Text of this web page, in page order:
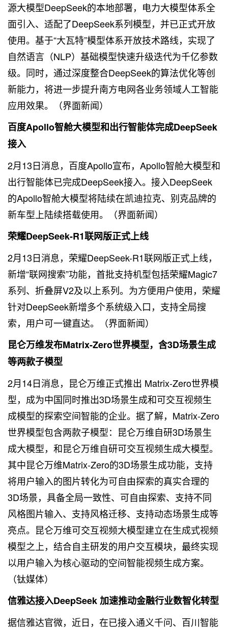
源大模型DeepSeek的本地部署，电力大模型体系全
面引入、适配了DeepSeek系列模型，并已正式开放
使用。基于“大瓦特”模型体系开放技术路线，实现了
自然语言（NLP）基础模型快速升级迭代为千亿参数
级。同时，通过深度整合DeepSeek的算法优化等创
新能力，将进一步提升南方电网各业务领域人工智能
应用效果。（界面新闻）
百度Apollo智舱大模型和出行智能体完成DeepSeek
接入
2月13日消息，百度Apollo宣布，Apollo智舱大模型和
出行智能体已完成DeepSeek接入。接入DeepSeek
的Apollo智舱大模型将陆续在凯迪拉克、别克品牌的
新车型上陆续搭载使用。（界面新闻）
荣耀DeepSeek-R1联网版正式上线
2月13日消息，荣耀DeepSeek-R1联网版正式上线，
新增“联网搜索”功能，首批支持机型包括荣耀Magic7
系列、折叠屏V2及以上系列。为方便用户使用，荣耀
针对DeepSeek新增多个系统级入口，支持全局搜
索，用户可一键直达。（界面新闻）
昆仑万维发布Matrix-Zero世界模型，含3D场景生成
等两款子模型
2月14日消息，昆仑万维正式推出 Matrix-Zero世界模
型，成为中国同时推出3D场景生成和可交互视频生
成模型的探索空间智能的企业。据了解，Matrix-Zero
世界模型包含两款子模型：昆仑万维自研3D场景生
成大模型，和昆仑万维自研可交互视频生成大模型。
其中昆仑万维Matrix-Zero的3D场景生成功能，支持
将用户输入的图片转化为可自由探索的真实合理的
3D场景，具备全局一致性、可自由探索、支持不同
风格图片输入、支持风格迁移、支持动态场景生成等
亮点。昆仑万维可交互视频大模型建立在生成式视频
模型之上，结合自主研发的用户交互模块，最终实现
以用户输入为核心驱动的空间智能视频生成方案。
（钛媒体）
信雅达接入DeepSeek 加速推动金融行业数智化转型
据信雅达官微，近日，在已接入通义千问、百川智能